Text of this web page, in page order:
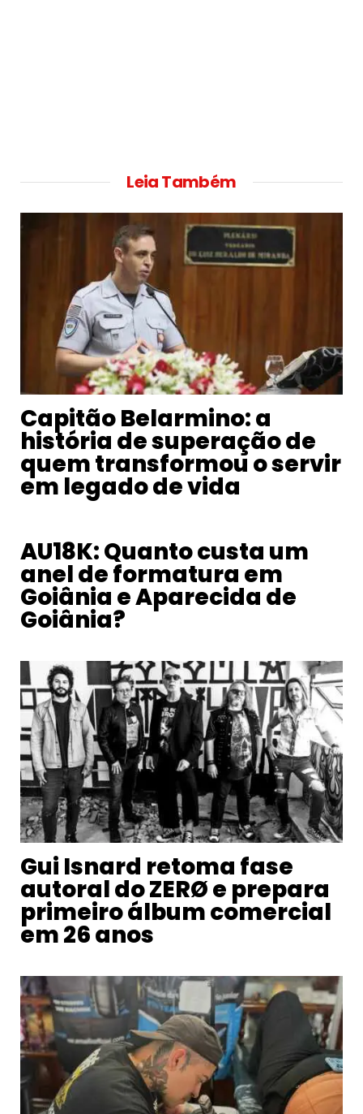
Leia Também
Capitão Belarmino: a
história de superação de
quem transformou o servir
em legado de vida
AU18K: Quanto custa um
anel de formatura em
Goiânia e Aparecida de
Goiânia?
Gui Isnard retoma fase
autoral do ZERØ e prepara
primeiro álbum comercial
em 26 anos